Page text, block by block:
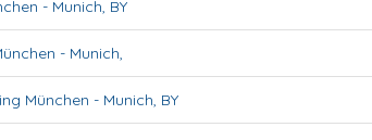
- Munich, BY
- Munich,
München - Munich, BY